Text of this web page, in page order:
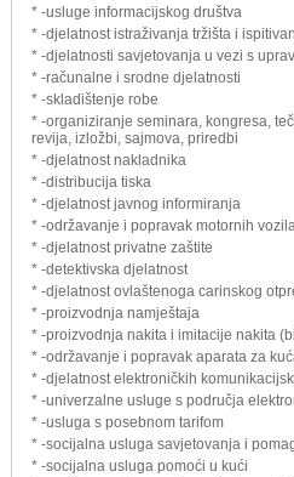
* -usluge informacijskog društva
* -djelatnost istraživanja tržišta i
* -djelatnosti savjetovanja u vezi s
* -računalne i srodne djelatnosti
* -skladištenje robe
* -organiziranje seminara, kongresa,
revija, izložbi, sajmova, priredbi
* -djelatnost nakladnika
* -distribucija tiska
* -djelatnost javnog informiranja
* -održavanje i popravak motornih vozila
* -djelatnost privatne zaštite
* -detektivska djelatnost
* -djelatnost ovlaštenoga carinskog
* -proizvodnja namještaja
* -proizvodnja nakita i imitacije nakita
* -održavanje i popravak aparata za
* -djelatnost elektroničkih
* -univerzalne usluge s područja
* -usluga s posebnom tarifom
* -socijalna usluga savjetovanja i
* -socijalna usluga pomoći u kući